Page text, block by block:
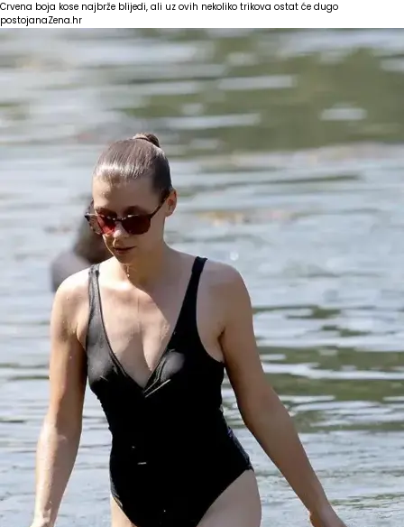
Crvena boja kose najbrže blijedi, ali uz ovih nekoliko trikova ostat će dugo
postojanaZena.hr